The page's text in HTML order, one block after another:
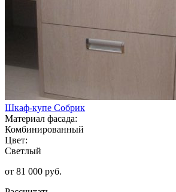
Шкаф-купе Собрик
Материал фасада:
Комбинированный
Цвет:
Светлый
от 81 000 руб.